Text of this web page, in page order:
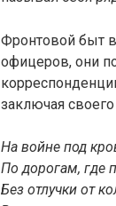
Фронтовой быт
офицеров, они
заключая
На войне под
По дорогам, где
Без отлучки от